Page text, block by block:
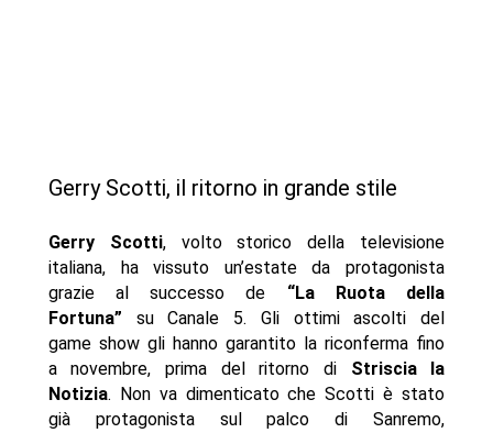
Gerry Scotti, il ritorno in grande stile
Gerry Scotti, volto storico della televisione
italiana, ha vissuto un’estate da protagonista
grazie al successo de “La Ruota della
Fortuna” su Canale 5. Gli ottimi ascolti del
game show gli hanno garantito la riconferma fino
a novembre, prima del ritorno di Striscia la
Notizia. Non va dimenticato che Scotti è stato
già protagonista sul palco di Sanremo,